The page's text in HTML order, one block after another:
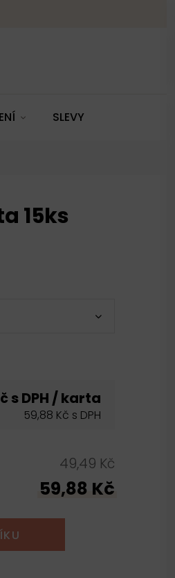
SLEVY
15ks
s DPH / karta
59,88 Kč s DPH
49,49 Kč
59,88 Kč